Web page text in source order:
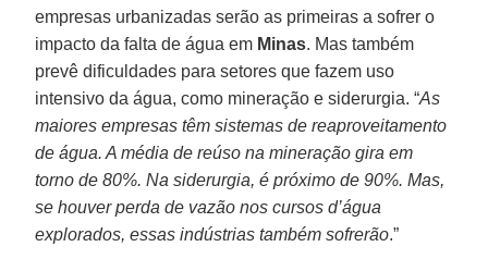
empresas urbanizadas serão as primeiras a sofrer o
impacto da falta de água em Minas. Mas também
prevê dificuldades para setores que fazem uso
intensivo da água, como mineração e siderurgia. “As
maiores empresas têm sistemas de reaproveitamento
de água. A média de reúso na mineração gira em
torno de 80%. Na siderurgia, é próximo de 90%. Mas,
se houver perda de vazão nos cursos d’água
explorados, essas indústrias também sofrerão.”